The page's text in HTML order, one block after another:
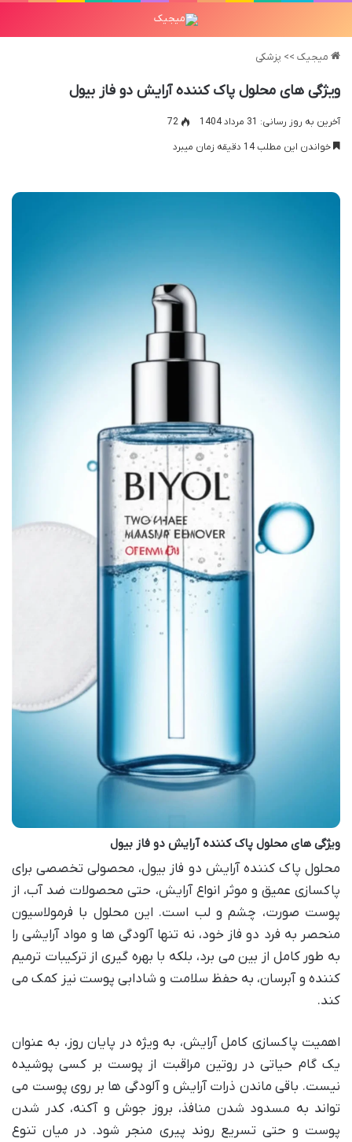
میجیک >> پزشکی
ویژگی های محلول پاک کننده آرایش دو فاز بیول
آخرین به روز رسانی: 31 مرداد 1404
72
خواندن این مطلب 14 دقیقه زمان میبرد
ویژگی های محلول پاک کننده آرایش دو فاز بیول
محلول پاک کننده آرایش دو فاز بیول، محصولی تخصصی برای
پاکسازی عمیق و موثر انواع آرایش، حتی محصولات ضد آب، از
پوست صورت، چشم و لب است. این محلول با فرمولاسیون
منحصر به فرد دو فاز خود، نه تنها آلودگی ها و مواد آرایشی را
به طور کامل از بین می برد، بلکه با بهره گیری از ترکیبات ترمیم
کننده و آبرسان، به حفظ سلامت و شادابی پوست نیز کمک می
کند.
اهمیت پاکسازی کامل آرایش، به ویژه در پایان روز، به عنوان
یک گام حیاتی در روتین مراقبت از پوست بر کسی پوشیده
نیست. باقی ماندن ذرات آرایش و آلودگی ها بر روی پوست می
تواند به مسدود شدن منافذ، بروز جوش و آکنه، کدر شدن
پوست و حتی تسریع روند پیری منجر شود. در میان تنوع